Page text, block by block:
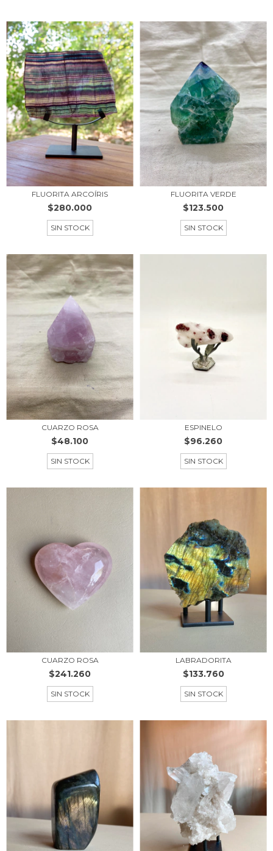
FLUORITA ARCOÍRIS
$280.000
SIN STOCK
FLUORITA VERDE
$123.500
SIN STOCK
CUARZO ROSA
$48.100
SIN STOCK
ESPINELO
$96.260
SIN STOCK
CUARZO ROSA
$241.260
SIN STOCK
LABRADORITA
$133.760
SIN STOCK